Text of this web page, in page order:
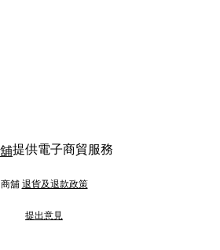
提供電子商貿服務
商舖 退貨及退款政策
提出意見